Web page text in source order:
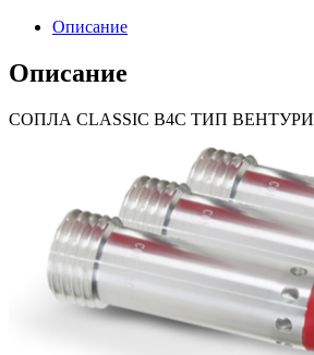
Описание
Описание
СОПЛА CLASSIC B4C ТИП ВЕНТУРИ